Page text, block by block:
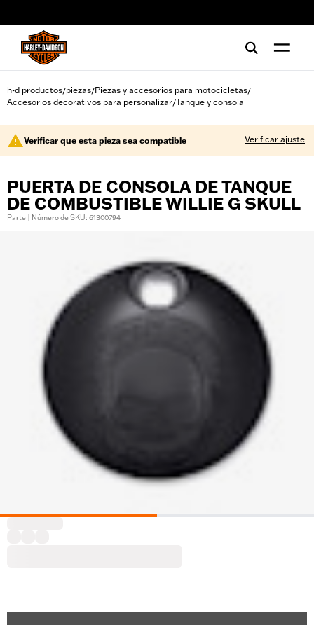
h-d productos/piezas/Piezas y accesorios para motocicletas/
Accesorios decorativos para personalizar/Tanque y consola
Verificar que esta pieza sea compatible Verificar ajuste
PUERTA DE CONSOLA DE TANQUE
DE COMBUSTIBLE WILLIE G SKULL
Parte | Número de SKU: 61300794